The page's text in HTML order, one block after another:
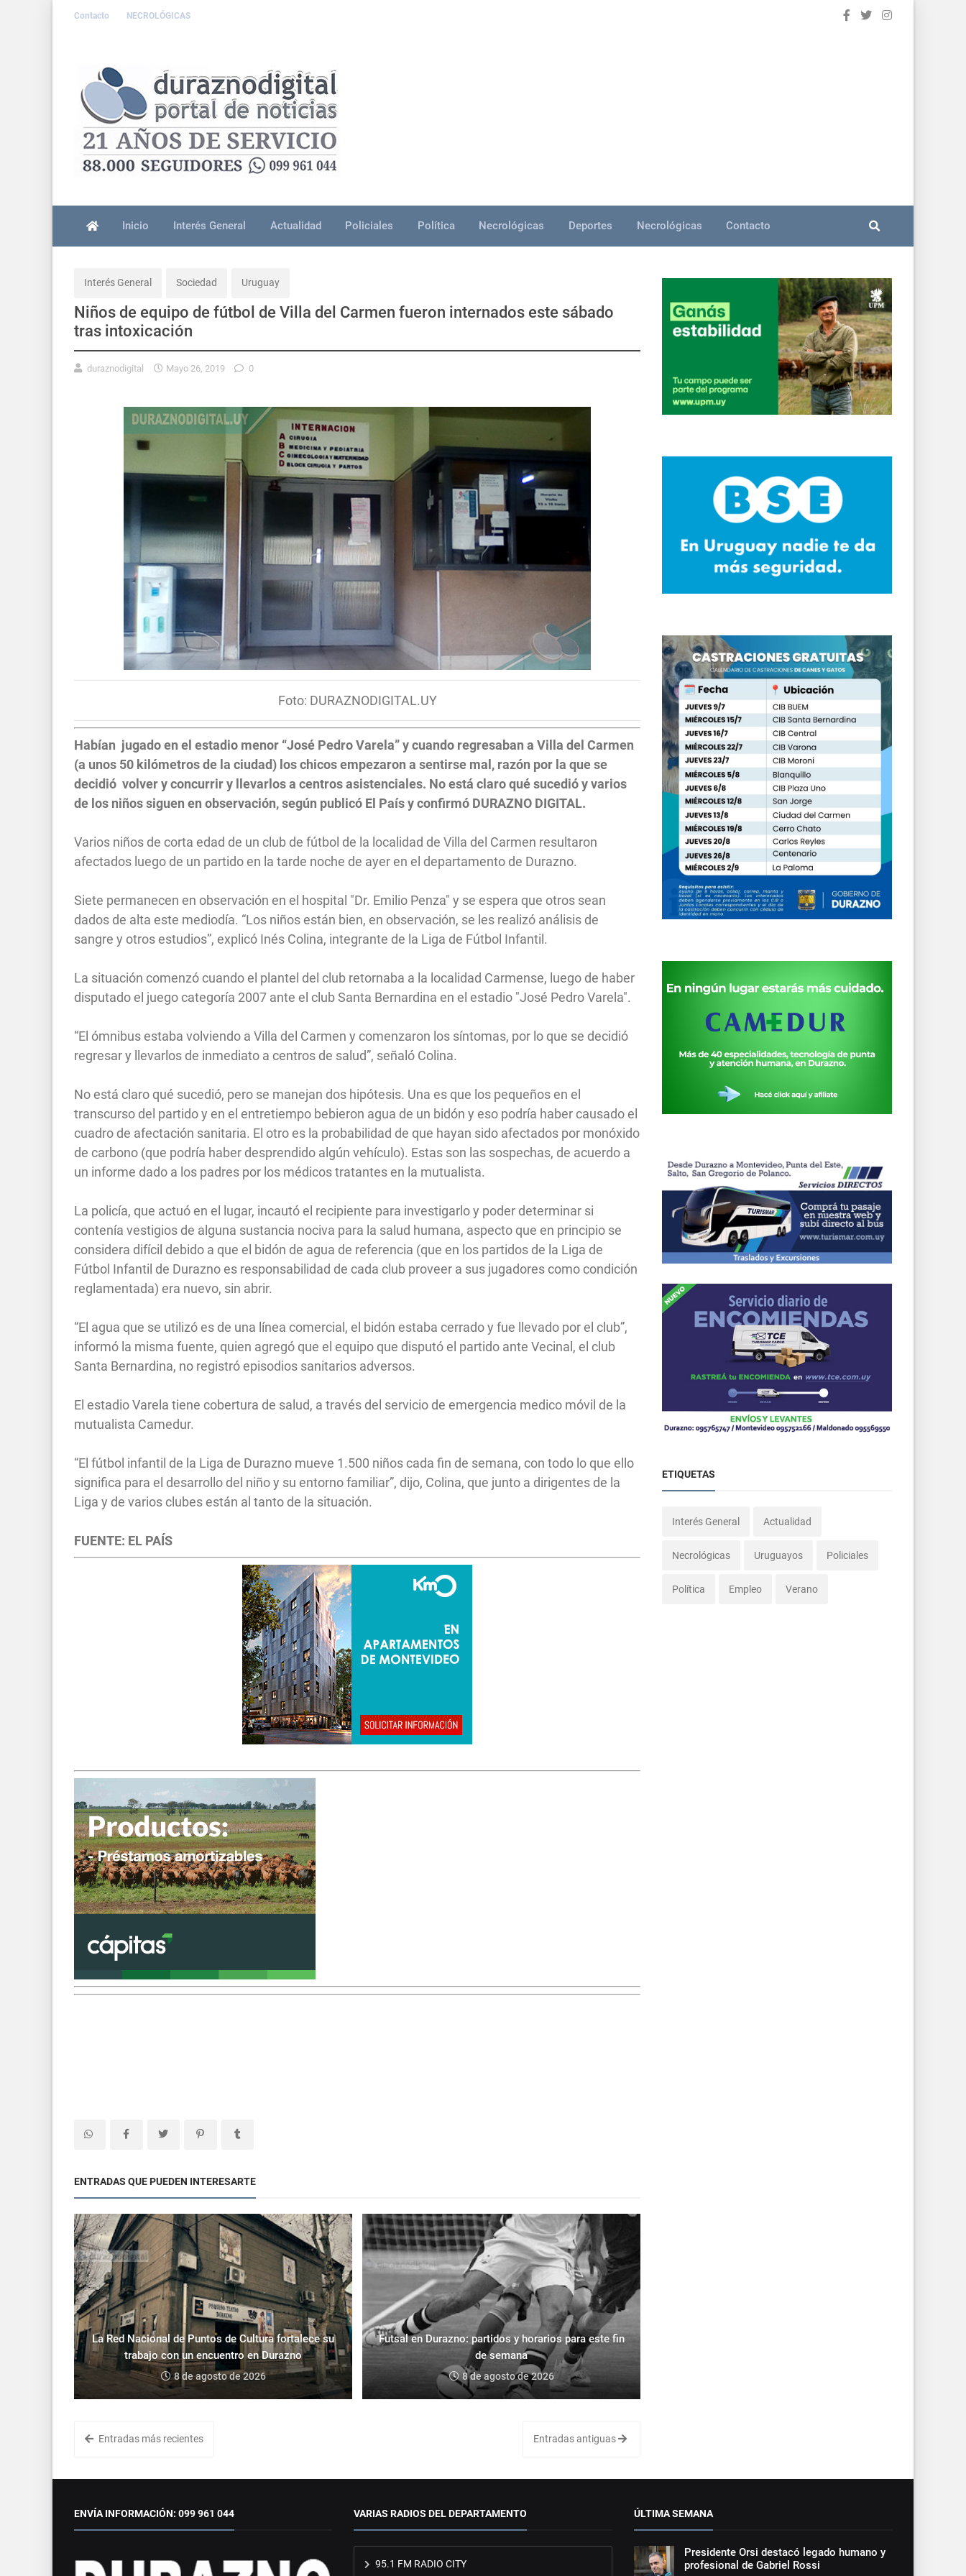
Contacto NECROLÓGICAS
Inicio Interés General Actualidad Policiales Política Necrológicas Deportes Necrológicas Contacto
Interés General Sociedad Uruguay
Niños de equipo de fútbol de Villa del Carmen fueron internados este sábado
tras intoxicación
duraznodigital Mayo 26, 2019 0
Foto: DURAZNODIGITAL.UY
Habían jugado en el estadio menor “José Pedro Varela” y cuando regresaban a Villa del Carmen
(a unos 50 kilómetros de la ciudad) los chicos empezaron a sentirse mal, razón por la que se
decidió volver y concurrir y llevarlos a centros asistenciales. No está claro qué sucedió y varios
de los niños siguen en observación, según publicó El País y confirmó DURAZNO DIGITAL.
Varios niños de corta edad de un club de fútbol de la localidad de Villa del Carmen resultaron
afectados luego de un partido en la tarde noche de ayer en el departamento de Durazno.
Siete permanecen en observación en el hospital "Dr. Emilio Penza" y se espera que otros sean
dados de alta este mediodía. “Los niños están bien, en observación, se les realizó análisis de
sangre y otros estudios”, explicó Inés Colina, integrante de la Liga de Fútbol Infantil.
La situación comenzó cuando el plantel del club retornaba a la localidad Carmense, luego de haber
disputado el juego categoría 2007 ante el club Santa Bernardina en el estadio "José Pedro Varela".
“El ómnibus estaba volviendo a Villa del Carmen y comenzaron los síntomas, por lo que se decidió
regresar y llevarlos de inmediato a centros de salud”, señaló Colina.
No está claro qué sucedió, pero se manejan dos hipótesis. Una es que los pequeños en el
transcurso del partido y en el entretiempo bebieron agua de un bidón y eso podría haber causado el
cuadro de afectación sanitaria. El otro es la probabilidad de que hayan sido afectados por monóxido
de carbono (que podría haber desprendido algún vehículo). Estas son las sospechas, de acuerdo a
un informe dado a los padres por los médicos tratantes en la mutualista.
La policía, que actuó en el lugar, incautó el recipiente para investigarlo y poder determinar si
contenía vestigios de alguna sustancia nociva para la salud humana, aspecto que en principio se
considera difícil debido a que el bidón de agua de referencia (que en los partidos de la Liga de
Fútbol Infantil de Durazno es responsabilidad de cada club proveer a sus jugadores como condición
reglamentada) era nuevo, sin abrir.
“El agua que se utilizó es de una línea comercial, el bidón estaba cerrado y fue llevado por el club”,
informó la misma fuente, quien agregó que el equipo que disputó el partido ante Vecinal, el club
Santa Bernardina, no registró episodios sanitarios adversos.
El estadio Varela tiene cobertura de salud, a través del servicio de emergencia medico móvil de la
mutualista Camedur.
“El fútbol infantil de la Liga de Durazno mueve 1.500 niños cada fin de semana, con todo lo que ello
significa para el desarrollo del niño y su entorno familiar”, dijo, Colina, que junto a dirigentes de la
Liga y de varios clubes están al tanto de la situación.
FUENTE: EL PAÍS
ENTRADAS QUE PUEDEN INTERESARTE
La Red Nacional de Puntos de Cultura fortalece su
trabajo con un encuentro en Durazno
8 de agosto de 2026
Futsal en Durazno: partidos y horarios para este fin
de semana
8 de agosto de 2026
Entradas más recientes Entradas antiguas
ETIQUETAS
Interés General Actualidad
Necrológicas Uruguayos Policiales
Política Empleo Verano
ENVÍA INFORMACIÓN: 099 961 044 VARIAS RADIOS DEL DEPARTAMENTO
95.1 FM RADIO CITY
ÚLTIMA SEMANA
Presidente Orsi destacó legado humano y
profesional de Gabriel Rossi